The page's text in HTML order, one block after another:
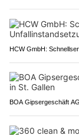
HCW GmbH:
BOA Gipsergeschäft